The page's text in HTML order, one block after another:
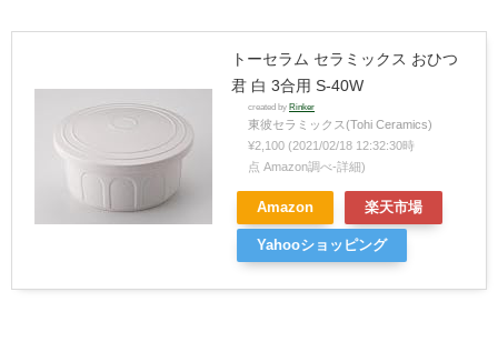
トーセラム セラミックス おひつ
君 白 3合用 S-40W
created byRinker
東彼セラミックス(Tohi Ceramics)
¥2,100 (2021/02/18 12:32:30時
点 Amazon調べ-詳細)
Amazon 楽天市場
Yahooショッピング